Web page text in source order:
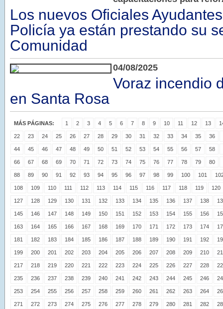
Los nuevos Oficiales
Policía ya están prestando su
Comunidad
04/08/2025
Voraz incendio
en Santa Rosa
MÁS PÁGINAS: 1 2 3 4 5 6 7 8 9 10 11 12 13
22 23 24 25 26 27 28 29 30 31 32 33 34 35 36
44 45 46 47 48 49 50 51 52 53 54 55 56 57 58
66 67 68 69 70 71 72 73 74 75 76 77 78 79 80
88 89 90 91 92 93 94 95 96 97 98 99 100 101
108 109 110 111 112 113 114 115 116 117 118 119 120
127 128 129 130 131 132 133 134 135 136 137 138
145 146 147 148 149 150 151 152 153 154 155 156
163 164 165 166 167 168 169 170 171 172 173 174
181 182 183 184 185 186 187 188 189 190 191 192
199 200 201 202 203 204 205 206 207 208 209 210
217 218 219 220 221 222 223 224 225 226 227 228
235 236 237 238 239 240 241 242 243 244 245 246
253 254 255 256 257 258 259 260 261 262 263 264
271 272 273 274 275 276 277 278 279 280 281 282